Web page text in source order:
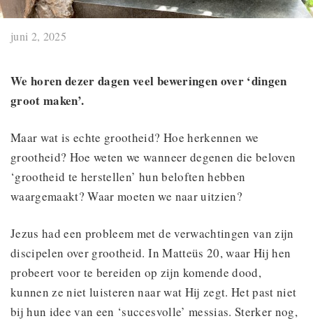
juni 2, 2025
We horen dezer dagen veel beweringen over ‘dingen
groot maken’.
Maar wat is echte grootheid? Hoe herkennen we
grootheid? Hoe weten we wanneer degenen die beloven
‘grootheid te herstellen’ hun beloften hebben
waargemaakt? Waar moeten we naar uitzien?
Jezus had een probleem met de verwachtingen van zijn
discipelen over grootheid. In Matteüs 20, waar Hij hen
probeert voor te bereiden op zijn komende dood,
kunnen ze niet luisteren naar wat Hij zegt. Het past niet
bij hun idee van een ‘succesvolle’ messias. Sterker nog,